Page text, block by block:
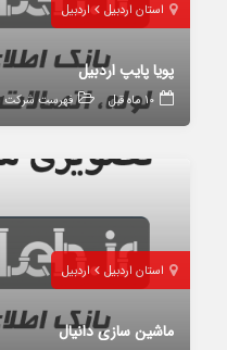
استان اردبیل اردبیل
پویا پایپ اردبیل
10 ماه قبل فهرست شرکت
استان اردبیل اردبیل
ماشین سازی دانیال